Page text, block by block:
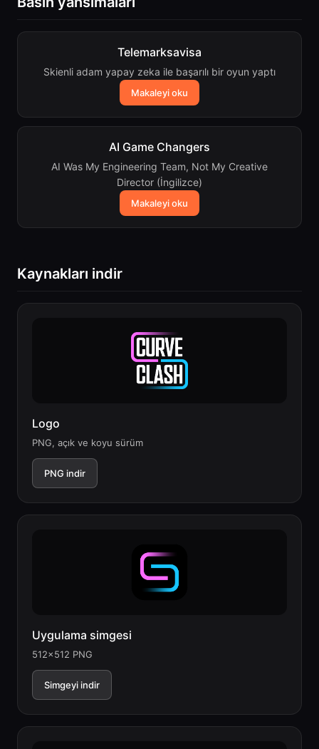
Telemarksavisa
Skienli adam yapay zeka ile başarılı bir oyun yaptı
Makaleyi oku
AI Game Changers
AI Was My Engineering Team, Not My Creative
Director (İngilizce)
Makaleyi oku
Kaynakları indir
Logo
PNG, açık ve koyu sürüm
PNG indir
Uygulama simgesi
512x512 PNG
Simgeyi indir